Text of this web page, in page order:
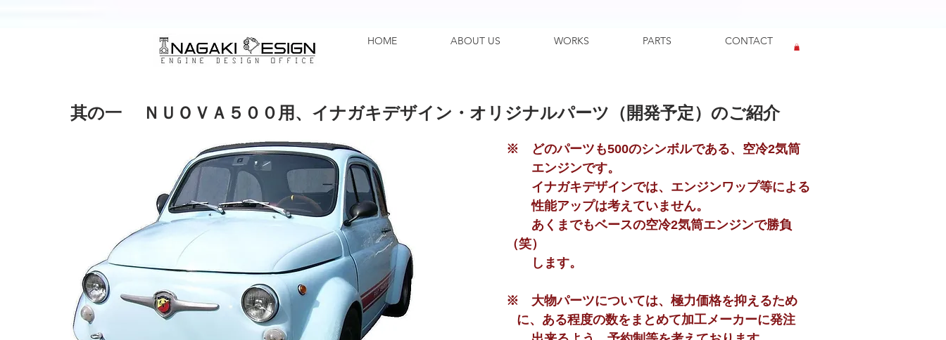
HOME ABOUT US WORKS PARTS CONTACT
ＮＵＯＶＡ５００用、イナガキデザイン・オリジナルパーツ（開発予定）のご紹介
其の一
※ どのパーツも500のシンボルである、空冷2気筒
エンジンです。
イナガキデザインでは、エンジンワップ等による
性能アップは考えていません。
​ あくまでもベースの空冷2気筒エンジンで勝負
（笑）
します。
※ 大物パーツについては、極力価格を抑えるため
に、 ある程度の数をまとめて加工メーカーに発注